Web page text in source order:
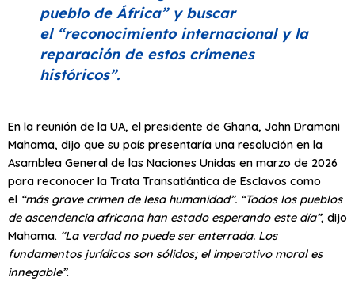
pueblo de África”y buscar
el “reconocimiento internacional y la
reparación de estos crímenes
históricos”.
En la reunión de la UA, el presidente de Ghana, John Dramani
Mahama, dijo que su país presentaría una resolución en la
Asamblea General de las Naciones Unidas en marzo de 2026
para reconocer la Trata Transatlántica de Esclavos como
el “más grave crimen de lesa humanidad”. “Todos los pueblos
de ascendencia africana han estado esperando este día”, dijo
Mahama. “La verdad no puede ser enterrada. Los
fundamentos jurídicos son sólidos; el imperativo moral es
innegable”.